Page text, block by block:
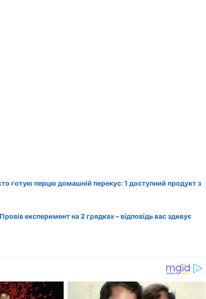
готую перцю домашній перекус: 1 доступний продукт з
експеримент на 2 грядках – відповідь вас здивує